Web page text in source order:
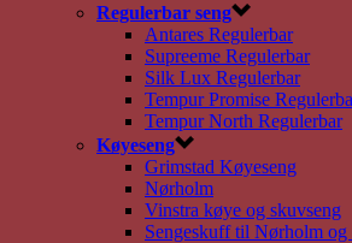
Regulerbar seng
Antares Regulerbar
Supreeme Regulerbar
Silk Lux Regulerbar
Tempur Promise
Tempur North Regulerbar
Køyeseng
Grimstad Køyeseng
Nørholm
Vinstra køye og skuvseng
Sengeskuff til Nørholm og